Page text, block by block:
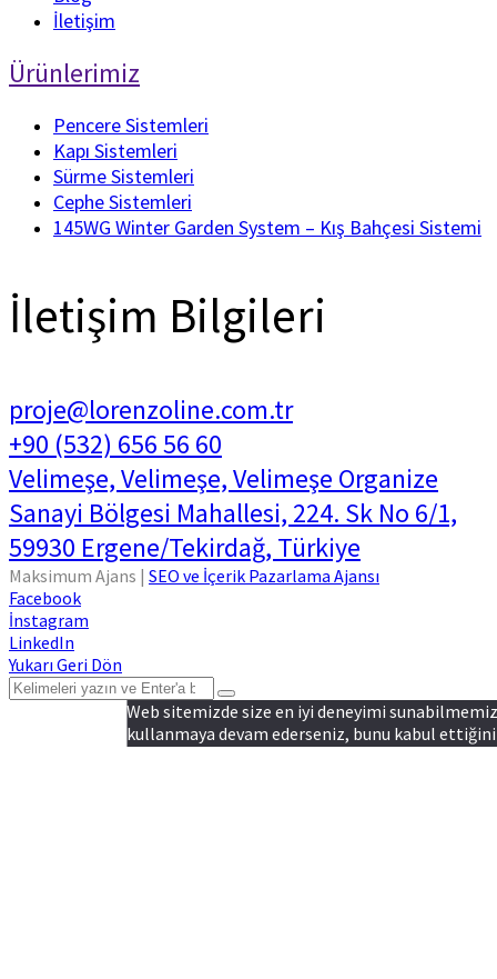
İletişim
Ürünlerimiz
Pencere Sistemleri
Kapı Sistemleri
Sürme Sistemleri
Cephe Sistemleri
145WG Winter Garden System – Kış Bahçesi Sistemi
İletişim Bilgileri
proje@lorenzoline.com.tr
+90 (532) 656 56 60
Velimeşe, Velimeşe, Velimeşe Organize
Sanayi Bölgesi Mahallesi, 224. Sk No 6/1,
59930 Ergene/Tekirdağ, Türkiye
Maksimum Ajans | SEO ve İçerik Pazarlama Ajansı
Facebook
İnstagram
LinkedIn
Yukarı Geri Dön
Web sitemizde size en iyi deneyimi
kullanmaya devam ederseniz, bunu kabul